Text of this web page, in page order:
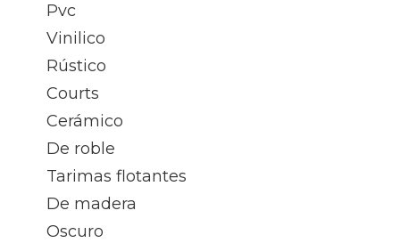
Pvc
Vinilico
Rústico
Courts
Cerámico
De roble
Tarimas flotantes
De madera
Oscuro